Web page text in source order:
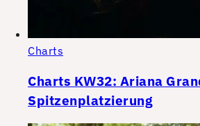
Charts
Charts KW32: Ariana
Spitzenplatzierung